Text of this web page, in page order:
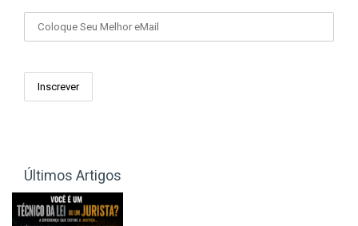
Últimos Artigos